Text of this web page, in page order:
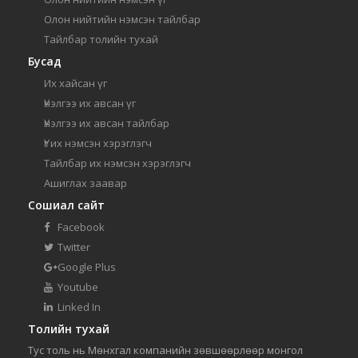
Олон нийтийн нэмсэн тайлбар
Тайлбар толийн тухай
Бусад
Их хайсан үг
Үнэлгээ их авсан үг
Үнэлгээ их авсан тайлбар
Үг их нэмсэн хэрэглэгч
Тайлбар их нэмсэн хэрэглэгч
Ашиглах заавар
Сошиал сайт
Facebook
Twitter
Google Plus
Youtube
Linked In
Толийн тухай
Тус толь нь Мөнхгал компанийн зөвшөөрлөөр монгол